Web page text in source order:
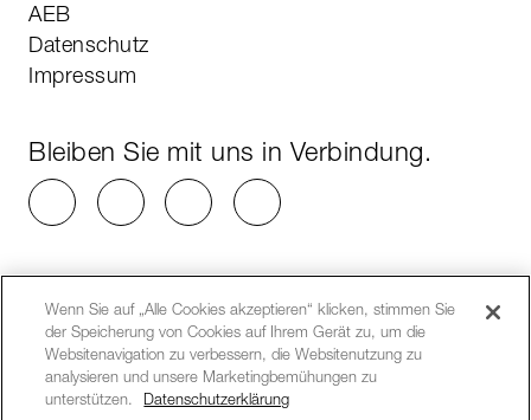
AEB
Datenschutz
Impressum
Bleiben Sie mit uns in Verbindung.
Wenn Sie auf „Alle Cookies akzeptieren“ klicken, stimmen Sie
der Speicherung von Cookies auf Ihrem Gerät zu, um die
Websitenavigation zu verbessern, die Websitenutzung zu
analysieren und unsere Marketingbemühungen zu
unterstützen.
Datenschutzerklärung